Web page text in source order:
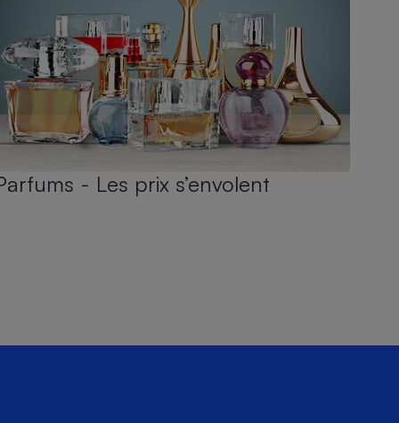
- Les prix s’envolent